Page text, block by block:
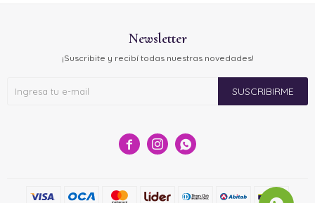
  
Newsletter
¡Suscribite y recibí todas nuestras novedades!
SUSCRIBIRME